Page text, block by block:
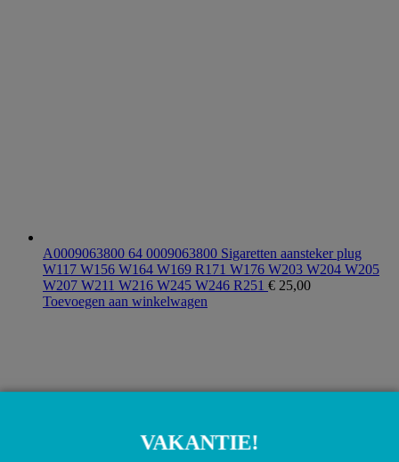
A0009063800 64 0009063800 Sigaretten aansteker plug
W117 W156 W164 W169 R171 W176 W203 W204 W205
W207 W211 W216 W245 W246 R251 € 25,00
Toevoegen aan winkelwagen
VAKANTIE!